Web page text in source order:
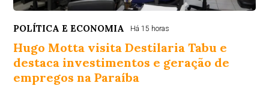
POLÍTICA E ECONOMIA Há 15 horas
Hugo Motta visita Destilaria Tabu e
destaca investimentos e geração de
empregos na Paraíba